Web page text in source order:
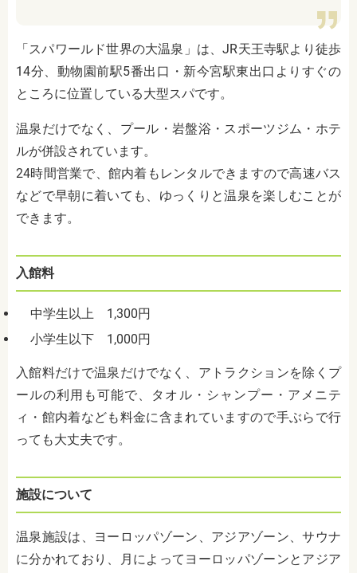
「スパワールド世界の大温泉」は、JR天王寺駅より徒歩
14分、動物園前駅5番出口・新今宮駅東出口よりすぐの
ところに位置している大型スパです。
温泉だけでなく、プール・岩盤浴・スポーツジム・ホテ
ルが併設されています。
24時間営業で、館内着もレンタルできますので高速バス
などで早朝に着いても、ゆっくりと温泉を楽しむことが
できます。
入館料
中学生以上 1,300円
小学生以下 1,000円
入館料だけで温泉だけでなく、アトラクションを除くプ
ールの利用も可能で、タオル・シャンプー・アメニテ
ィ・館内着なども料金に含まれていますので手ぶらで行
っても大丈夫です。
施設について
温泉施設は、ヨーロッパゾーン、アジアゾーン、サウナ
に分かれており、月によってヨーロッパゾーンとアジア